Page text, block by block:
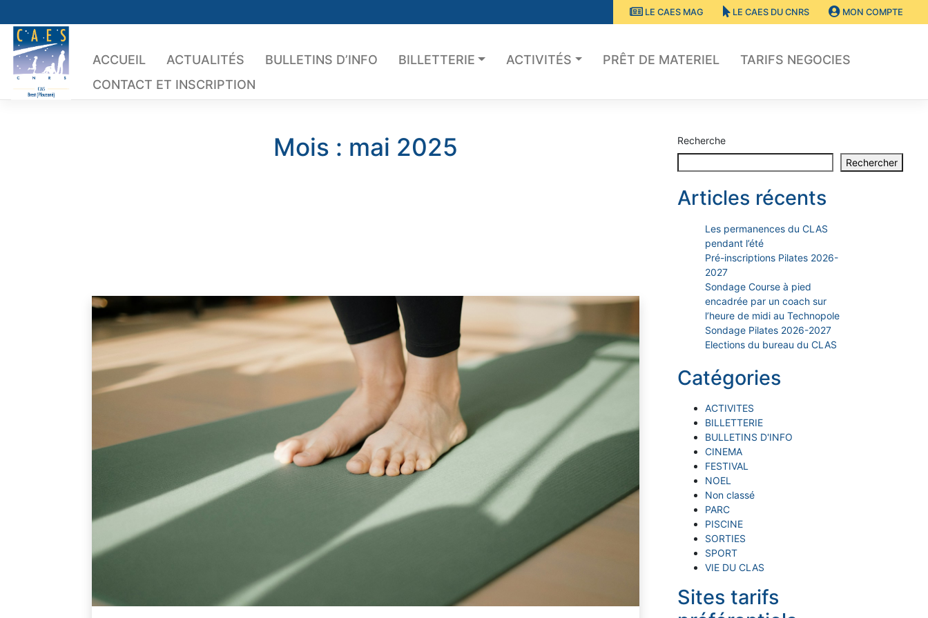
to
content
LE CAES MAG LE CAES DU CNRS MON COMPTE
ACCUEIL ACTUALITÉS BULLETINS D’INFO BILLETTERIE ACTIVITÉS PRÊT DE MATERIEL
TARIFS NEGOCIES
CONTACT ET INSCRIPTION
Mois : mai 2025
Recherche
Rechercher
Articles récents
Les permanences du CLAS
pendant l’été
Pré-inscriptions Pilates 2026-
2027
Sondage Course à pied
encadrée par un coach sur
l’heure de midi au Technopole
Sondage Pilates 2026-2027
Elections du bureau du CLAS
Catégories
ACTIVITES
BILLETTERIE
BULLETINS D'INFO
CINEMA
FESTIVAL
NOEL
Non classé
PARC
PISCINE
SORTIES
SPORT
VIE DU CLAS
Sites tarifs